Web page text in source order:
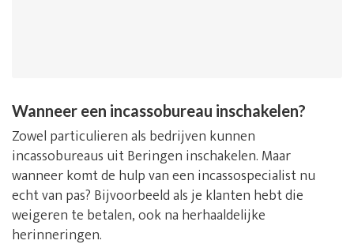
Wanneer een incassobureau inschakelen?
Zowel particulieren als bedrijven kunnen
incassobureaus uit Beringen inschakelen. Maar
wanneer komt de hulp van een incassospecialist nu
echt van pas? Bijvoorbeeld als je klanten hebt die
weigeren te betalen, ook na herhaaldelijke
herinneringen.